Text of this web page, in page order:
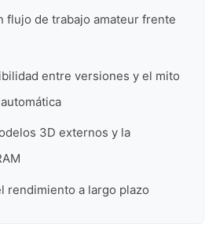
flujo de trabajo amateur frente
entre versiones y el mito
3D externos y la
rendimiento a largo plazo